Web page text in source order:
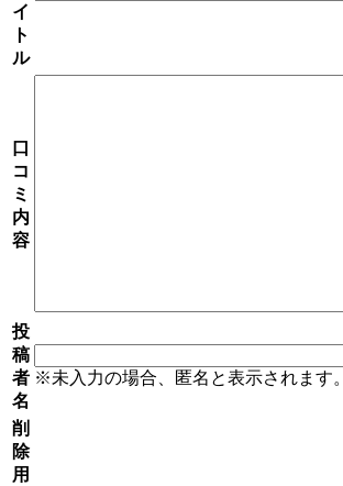
イ
ト
ル
口
コ
ミ
内
容
投
稿
者
名
※未入力の場合、匿名と表示されます。
削
除
用